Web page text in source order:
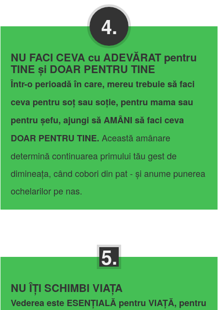
4.
NU FACI CEVA cu ADEVĂRAT pentru
TINE și DOAR PENTRU TINE
Într-o perioadă în care, mereu trebuie să faci
ceva pentru soț sau soție, pentru mama sau
pentru șefu, ajungi să AMÂNI să faci ceva
DOAR PENTRU TINE. Această amânare
determină continuarea primului tău gest de
dimineața, când cobori din pat - și anume punerea
ochelarilor pe nas.
5.
NU ÎȚI SCHIMBI VIAȚA
Vederea este ESENȚIALĂ pentru VIAȚĂ, pentru